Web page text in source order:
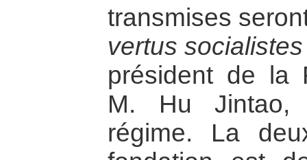
transmises
vertus
président de la
M. Hu Jintao,
régime. La